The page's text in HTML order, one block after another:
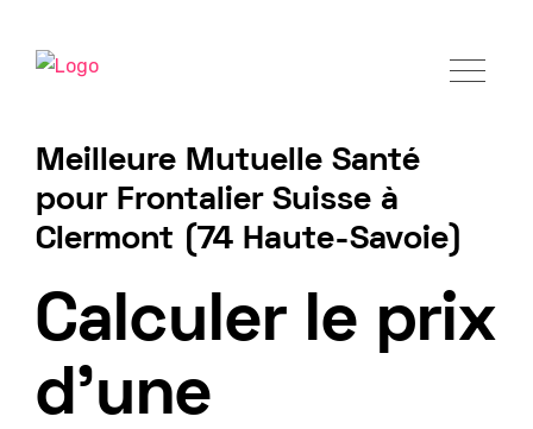
Meilleure Mutuelle Santé
pour Frontalier Suisse à
Clermont (74 Haute-Savoie)
Tarif mutuelle Frontalier 2025
Calculer le prix
d'une